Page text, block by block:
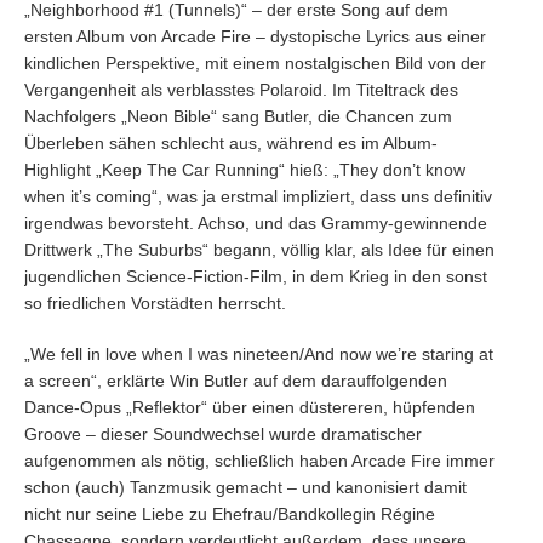
„Neighborhood #1 (Tunnels)“ – der erste Song auf dem
ersten Album von Arcade Fire – dystopische Lyrics aus einer
kindlichen Perspektive, mit einem nostalgischen Bild von der
Vergangenheit als verblasstes Polaroid. Im Titeltrack des
Nachfolgers „Neon Bible“ sang Butler, die Chancen zum
Überleben sähen schlecht aus, während es im Album-
Highlight „Keep The Car Running“ hieß: „They don’t know
when it’s coming“, was ja erstmal impliziert, dass uns definitiv
irgendwas bevorsteht. Achso, und das Grammy-gewinnende
Drittwerk „The Suburbs“ begann, völlig klar, als Idee für einen
jugendlichen Science-Fiction-Film, in dem Krieg in den sonst
so friedlichen Vorstädten herrscht.
„We fell in love when I was nineteen/And now we’re staring at
a screen“, erklärte Win Butler auf dem darauffolgenden
Dance-Opus „Reflektor“ über einen düstereren, hüpfenden
Groove – dieser Soundwechsel wurde dramatischer
aufgenommen als nötig, schließlich haben Arcade Fire immer
schon (auch) Tanzmusik gemacht – und kanonisiert damit
nicht nur seine Liebe zu Ehefrau/Bandkollegin Régine